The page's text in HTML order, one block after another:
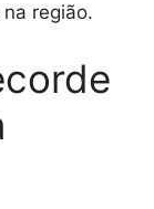
região.